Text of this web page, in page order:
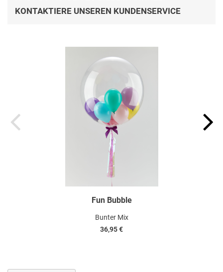
KONTAKTIERE UNSEREN KUNDENSERVICE
Fun Bubble
Bunter Mix
36,95 €